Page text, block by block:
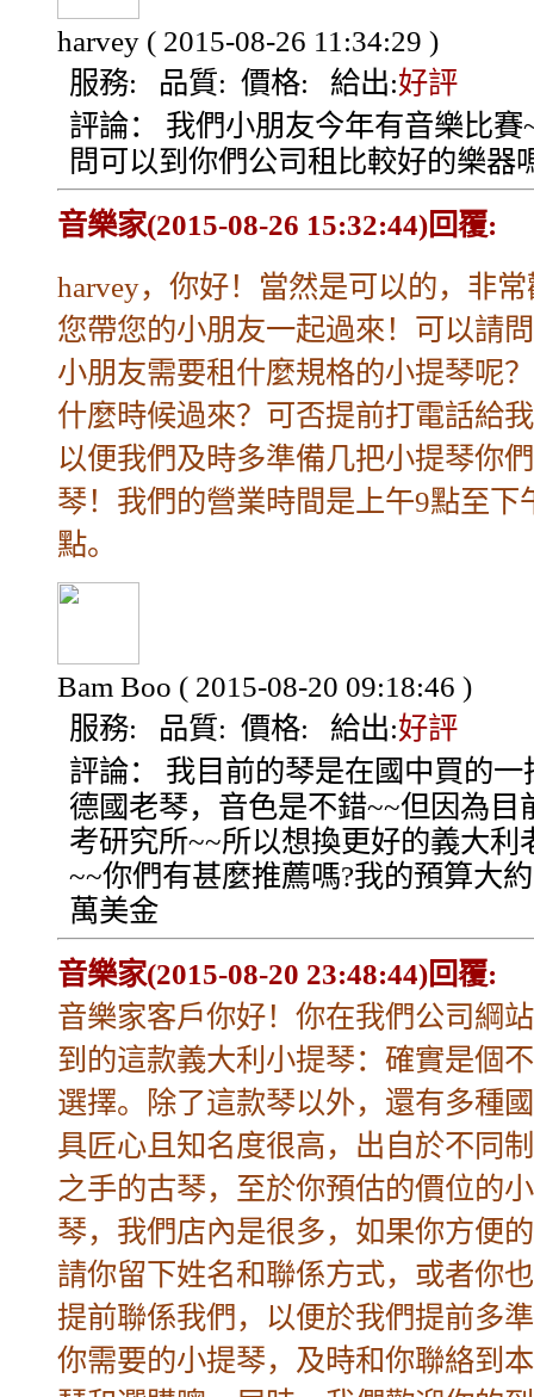
harvey ( 2015-08-26 11:34:29 )
服務: 品質: 價格: 給出:好評
評論：
我們小朋友今年有音樂比賽
問可以到你們公司租比較好的樂器
音樂家(2015-08-26 15:32:44)回覆:
harvey，你好！當然是可以的，非
您帶您的小朋友一起過來！可以請
小朋友需要租什麼規格的小提琴呢
什麼時候過來？可否提前打電話給
以便我們及時多準備几把小提琴你
琴！我們的營業時間是上午9點至下
點。
Bam Boo ( 2015-08-20 09:18:46 )
服務: 品質: 價格: 給出:好評
評論：
我目前的琴是在國中買的一
德國老琴，音色是不錯~~但因為目
考研究所~~所以想換更好的義大利
~~你們有甚麼推薦嗎?我的預算大
萬美金
音樂家(2015-08-20 23:48:44)回覆:
音樂家客戶你好！你在我們公司綱
到的這款義大利小提琴：確實是個
選擇。除了這款琴以外，還有多種
具匠心且知名度很高，出自於不同
之手的古琴，至於你預估的價位的
琴，我們店內是很多，如果你方便
請你留下姓名和聯係方式，或者你
提前聯係我們，以便於我們提前多
你需要的小提琴，及時和你聯絡到